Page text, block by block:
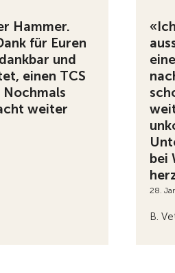
Hammer.
für Euren
und
einen TCS
Nochmals
weiter
bei
28.
B.